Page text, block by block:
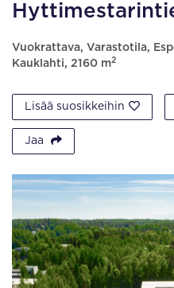
Vuokrattava, Varastotila,
Kauklahti, 2160 m2
Lisää suosikkeihin
Jaa